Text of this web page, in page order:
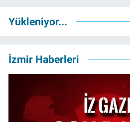
Yükleniyor...
İzmir Haberleri